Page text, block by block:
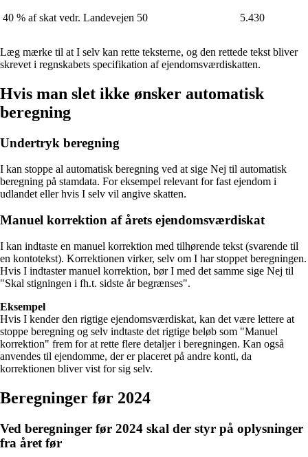
40 % af skat vedr. Landevejen 50 5.430
Læg mærke til at I selv kan rette teksterne, og den rettede tekst bliver
skrevet i regnskabets specifikation af ejendomsværdiskatten.
Hvis man slet ikke ønsker automatisk
beregning
Undertryk beregning
I kan stoppe al automatisk beregning ved at sige Nej til automatisk
beregning på stamdata. For eksempel relevant for fast ejendom i
udlandet eller hvis I selv vil angive skatten.
Manuel korrektion af årets ejendomsværdiskat
I kan indtaste en manuel korrektion med tilhørende tekst (svarende til
en kontotekst). Korrektionen virker, selv om I har stoppet beregningen.
Hvis I indtaster manuel korrektion, bør I med det samme sige Nej til
"Skal stigningen i fh.t. sidste år begrænses".
Eksempel
Hvis I kender den rigtige ejendomsværdiskat, kan det være lettere at
stoppe beregning og selv indtaste det rigtige beløb som "Manuel
korrektion" frem for at rette flere detaljer i beregningen. Kan også
anvendes til ejendomme, der er placeret på andre konti, da
korrektionen bliver vist for sig selv.
Beregninger før 2024
Ved beregninger før 2024 skal der styr på oplysninger
fra året før